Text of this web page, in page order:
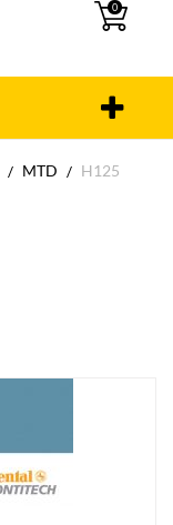
0
MTD H125